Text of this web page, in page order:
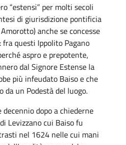
“estensi” per molti secoli
di giurisdizione pontificia
anche se concesse
questi Ippolito Pagano
aspro e prepotente,
dal Signore Estense la
più infeudato Baiso e che
un Podestà del luogo.
dopo a chiederne
Levizzano cui Baiso fu
nel 1624 nelle cui mani